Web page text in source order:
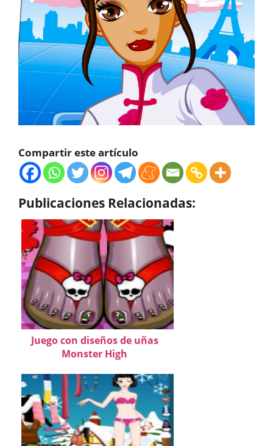
Compartir este artículo
Publicaciones Relacionadas:
Juego con diseños de uñas
Monster High